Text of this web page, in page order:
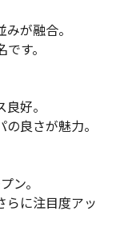
が融合。
す。
好。
良さが魅力。
ン。
らに注目度アッ